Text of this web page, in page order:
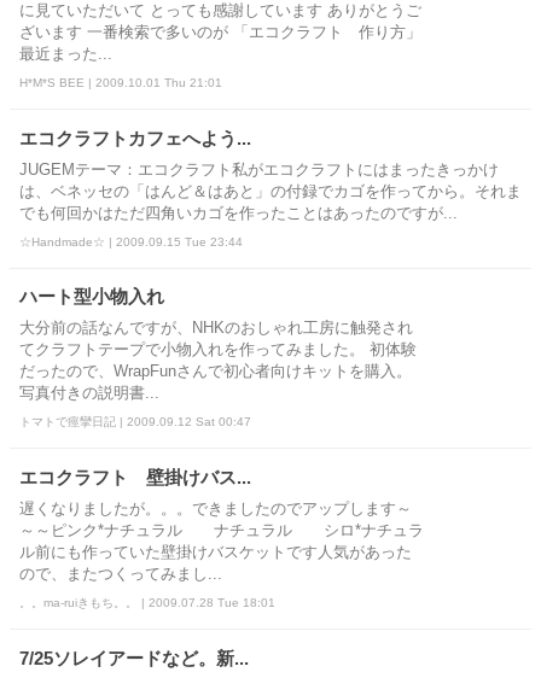
に見ていただいて とっても感謝しています ありがとうご
ざいます 一番検索で多いのが 「エコクラフト 作り方」
最近まった...
H*M*S BEE | 2009.10.01 Thu 21:01
エコクラフトカフェへよう...
JUGEMテーマ：エコクラフト私がエコクラフトにはまったきっかけ
は、ベネッセの「はんど＆はあと」の付録でカゴを作ってから。それま
でも何回かはただ四角いカゴを作ったことはあったのですが...
☆Handmade☆ | 2009.09.15 Tue 23:44
ハート型小物入れ
大分前の話なんですが、NHKのおしゃれ工房に触発され
てクラフトテープで小物入れを作ってみました。 初体験
だったので、WrapFunさんで初心者向けキットを購入。
写真付きの説明書...
トマトで痙攣日記 | 2009.09.12 Sat 00:47
エコクラフト 壁掛けバス...
遅くなりましたが。。。できましたのでアップします～
～～ピンク*ナチュラル ナチュラル シロ*ナチュラ
ル前にも作っていた壁掛けバスケットです人気があった
ので、またつくってみまし...
。。ma-ruiきもち。。 | 2009.07.28 Tue 18:01
7/25ソレイアードなど。新...